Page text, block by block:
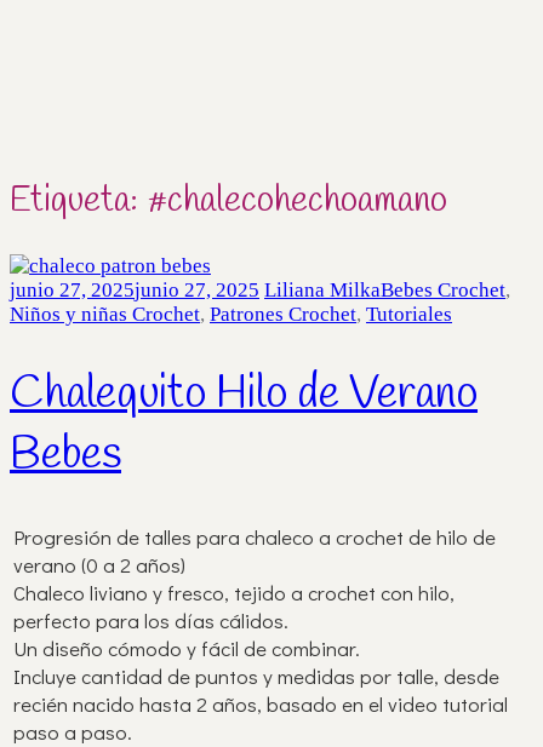
Etiqueta: #chalecohechoamano
junio 27, 2025junio 27, 2025 Liliana MilkaBebes Crochet,
Niños y niñas Crochet, Patrones Crochet, Tutoriales
Chalequito Hilo de Verano
Bebes
Progresión de talles para chaleco a crochet de hilo de
verano (0 a 2 años)
Chaleco liviano y fresco, tejido a crochet con hilo,
perfecto para los días cálidos.
Un diseño cómodo y fácil de combinar.
Incluye cantidad de puntos y medidas por talle, desde
recién nacido hasta 2 años, basado en el video tutorial
paso a paso.